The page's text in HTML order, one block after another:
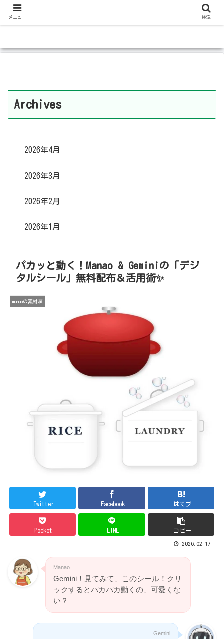
Archives
2026年4月
2026年3月
2026年2月
2026年1月
パカッと動く！Manao & Geminiの「デジ
タルシール」無料配布＆活用術✨
manaoの素材箱
Twitter Facebook はてブ
Pocket LINE コピー
2026.02.17
Manao
Gemini！見てみて、このシール！クリ
ックするとパカパカ動くの、可愛くな
い？
Gemini
メニュー 検索